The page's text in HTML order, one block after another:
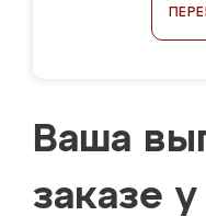
Ваша
заказе